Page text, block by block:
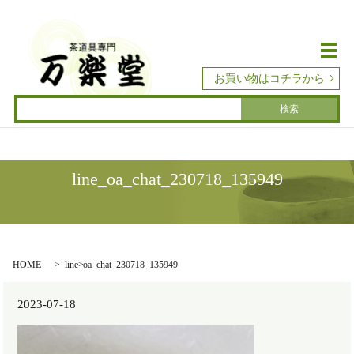
メ
お買い物はコチラから
line_oa_chat_230718_135949
HOME line_oa_chat_230718_135949
2023-07-18